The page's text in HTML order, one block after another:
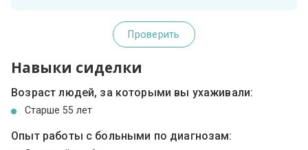
Проверить
Навыки сиделки
Возраст людей, за которыми вы ухаживали:
Cтарше 55 лет
Опыт работы с больными по диагнозам: